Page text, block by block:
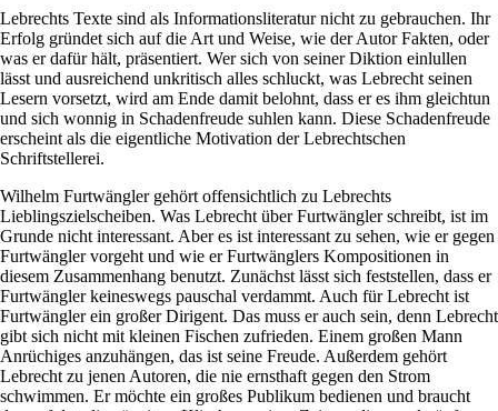
Lebrechts Texte sind als Informationsliteratur nicht zu gebrauchen. Ihr
Erfolg gründet sich auf die Art und Weise, wie der Autor Fakten, oder
was er dafür hält, präsentiert. Wer sich von seiner Diktion einlullen
lässt und ausreichend unkritisch alles schluckt, was Lebrecht seinen
Lesern vorsetzt, wird am Ende damit belohnt, dass er es ihm gleichtun
und sich wonnig in Schadenfreude suhlen kann. Diese Schadenfreude
erscheint als die eigentliche Motivation der Lebrechtschen
Schriftstellerei.
Wilhelm Furtwängler gehört offensichtlich zu Lebrechts
Lieblingszielscheiben. Was Lebrecht über Furtwängler schreibt, ist im
Grunde nicht interessant. Aber es ist interessant zu sehen, wie er gegen
Furtwängler vorgeht und wie er Furtwänglers Kompositionen in
diesem Zusammenhang benutzt. Zunächst lässt sich feststellen, dass er
Furtwängler keineswegs pauschal verdammt. Auch für Lebrecht ist
Furtwängler ein großer Dirigent. Das muss er auch sein, denn Lebrecht
gibt sich nicht mit kleinen Fischen zufrieden. Einem großen Mann
Anrüchiges anzuhängen, das ist seine Freude. Außerdem gehört
Lebrecht zu jenen Autoren, die nie ernsthaft gegen den Strom
schwimmen. Er möchte ein großes Publikum bedienen und braucht